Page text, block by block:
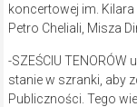
koncertowej im. Kilara
Petro Cheliali, Misza
-SZEŚCIU
stanie w szranki, aby
Publiczności. Tego